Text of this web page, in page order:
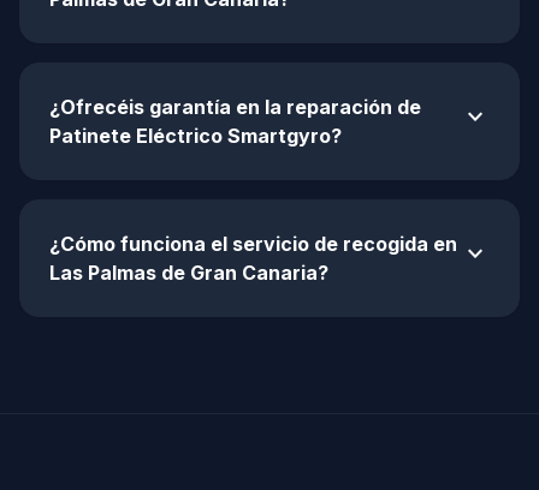
¿Ofrecéis garantía en la reparación de
Patinete Eléctrico Smartgyro?
expand_more
¿Cómo funciona el servicio de recogida en
Las Palmas de Gran Canaria?
expand_more